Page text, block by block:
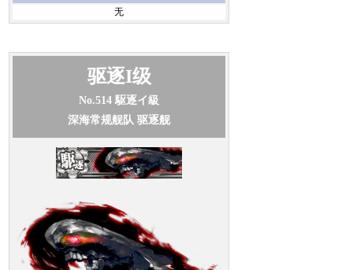
无
驱逐I级
No.514 駆逐イ級
深海常规舰队 驱逐舰